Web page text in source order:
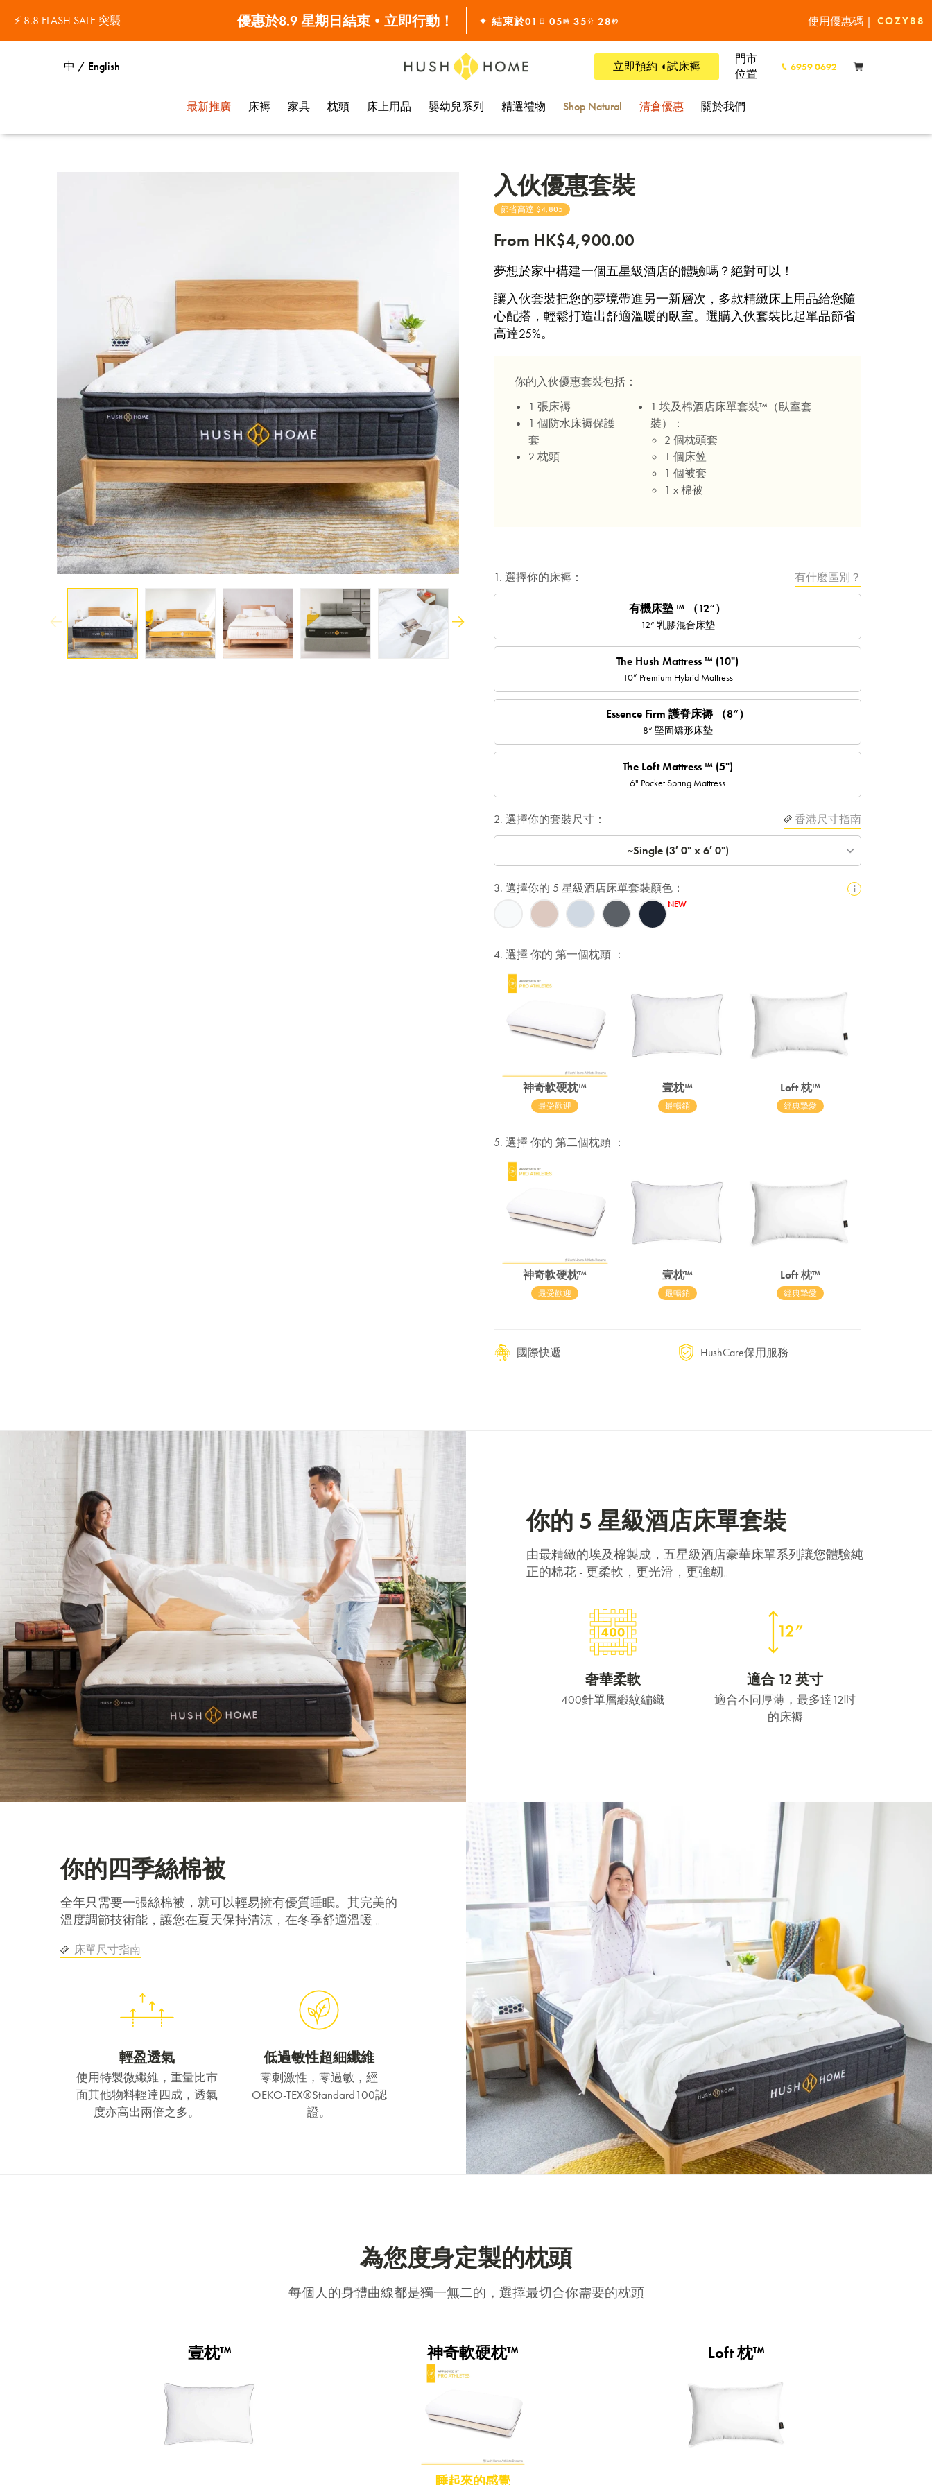
⚡ 8.8 FLASH SALE 突襲
全線7折!
滿 $10000•全單68折
全線7折!
使用優惠碼 | COZY88
✦ 結束於01 日 05時 35分 27秒
中 / English 立即預約 ◖試床褥
門市
位置
6959 0692
最新推廣 床褥 家具 枕頭 床上用品 嬰幼兒系列 精選禮物 Shop Natural 清倉優惠 關於我們
Previous Next
入伙優惠套裝
節省高達 $4,805
From HK$4,900.00
夢想於家中構建一個五星級酒店的體驗嗎？絕對可以！
讓入伙套裝把您的夢境帶進另一新層次，多款精緻床上用品給您隨
心配搭，輕鬆打造出舒適溫暖的臥室。選購入伙套裝比起單品節省
高達25%。
你的入伙優惠套裝包括：
1 張床褥
1 個防水床褥保護
套
2 枕頭
1 埃及棉酒店床單套裝™（臥室套
裝）：
2 個枕頭套
1 個床笠
1 個被套
1 x 棉被
1. 選擇你的床褥： 有什麼區別？
有機床墊 ™ （12“）
12“ 乳膠混合床墊
The Hush Mattress ™ (10")
10” Premium Hybrid Mattress
Essence Firm 護脊床褥 （8“）
8“ 堅固矯形床墊
The Loft Mattress ™ (5")
6" Pocket Spring Mattress
2. 選擇你的套裝尺寸： 香港尺寸指南
~Single (3′ 0" x 6′ 0")
3. 選擇你的 5 星級酒店床單套裝顏色： i
4. 選擇 你的 第一個枕頭 ：
神奇軟硬枕™
最受歡迎
壹枕™
最暢銷
Loft 枕™
經典摯愛
5. 選擇 你的 第二個枕頭 ：
神奇軟硬枕™
最受歡迎
壹枕™
最暢銷
Loft 枕™
經典摯愛
國際快遞 HushCare保用服務
你的 5 星級酒店床單套裝
由最精緻的埃及棉製成，五星級酒店豪華床單系列讓您體驗純
正的棉花 - 更柔軟，更光滑，更強韌。
奢華柔軟
400針單層緞紋編織
適合 12 英寸
適合不同厚薄，最多達12吋
的床褥
你的四季絲棉被
全年只需要一張絲棉被，就可以輕易擁有優質睡眠。其完美的
溫度調節技術能，讓您在夏天保持清涼，在冬季舒適溫暖 。
床單尺寸指南
輕盈透氣
使用特製微纖維，重量比市
面其他物料輕達四成，透氣
度亦高出兩倍之多。
低過敏性超細纖維
零刺激性，零過敏，經
OEKO-TEX®Standard100認
證。
為您度身定製的枕頭
每個人的身體曲線都是獨一無二的，選擇最切合你需要的枕頭
壹枕™ 神奇軟硬枕™
睡起來的感覺
Loft 枕™
賞你床褥&床架$1000
千萬不要錯過! 輸入電子郵箱即享獨
提交